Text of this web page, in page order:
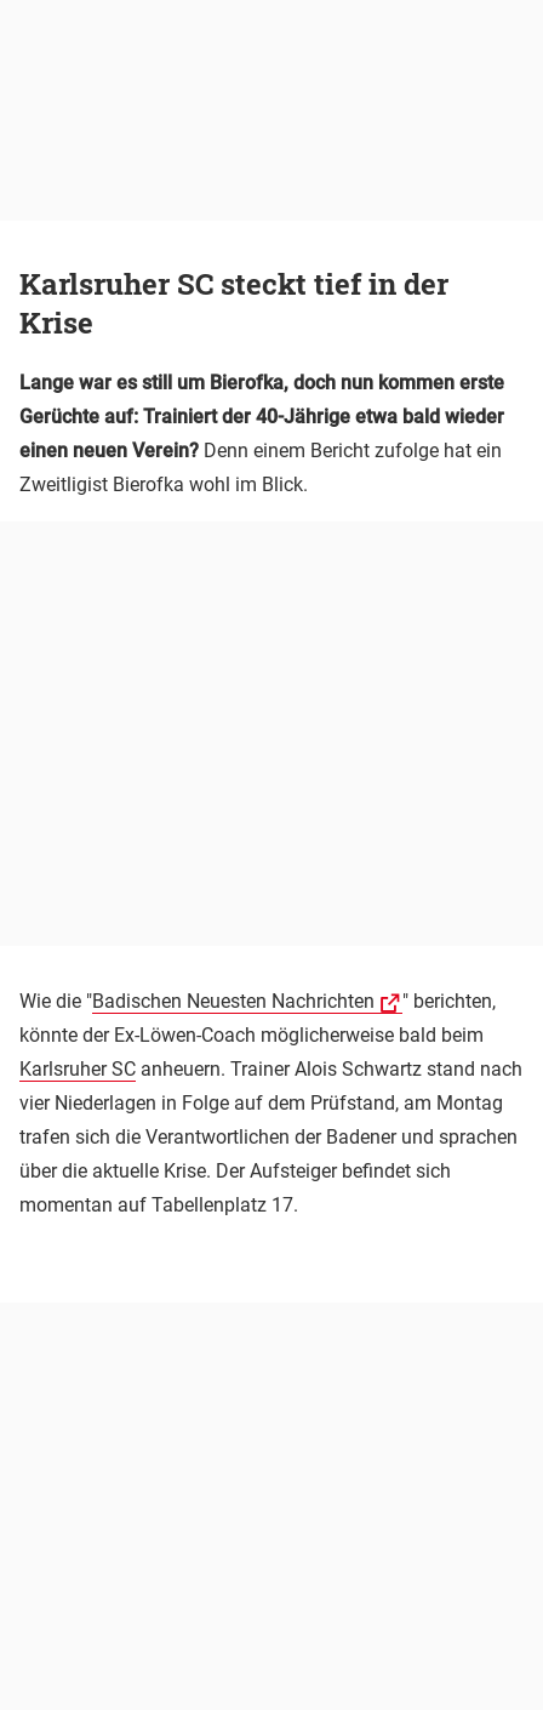
Karlsruher SC steckt tief in der
Krise
Lange war es still um Bierofka, doch nun kommen erste
Gerüchte auf: Trainiert der 40-Jährige etwa bald wieder
einen neuen Verein? Denn einem Bericht zufolge hat ein
Zweitligist Bierofka wohl im Blick.
Wie die "Badischen Neuesten Nachrichten
" berichten,
könnte der Ex-Löwen-Coach möglicherweise bald beim
Karlsruher SC anheuern. Trainer Alois Schwartz stand nach
vier Niederlagen in Folge auf dem Prüfstand, am Montag
trafen sich die Verantwortlichen der Badener und sprachen
über die aktuelle Krise. Der Aufsteiger befindet sich
momentan auf Tabellenplatz 17.